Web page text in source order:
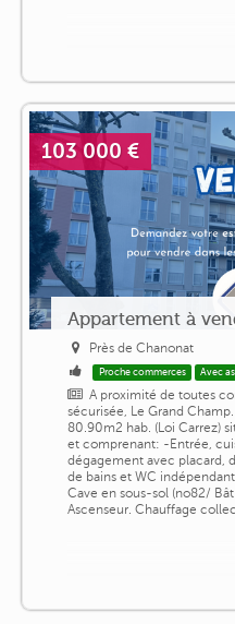
103 000 €
Appartement à
Près de Chanonat
Proche commerces Avec
A proximité de toutes
sécurisée, Le Grand
80.90m2 hab. (Loi Carrez)
et comprenant: -Entrée,
dégagement avec placard,
de bains et WC
Cave en sous-sol (no82/
Ascenseur. Chauffage